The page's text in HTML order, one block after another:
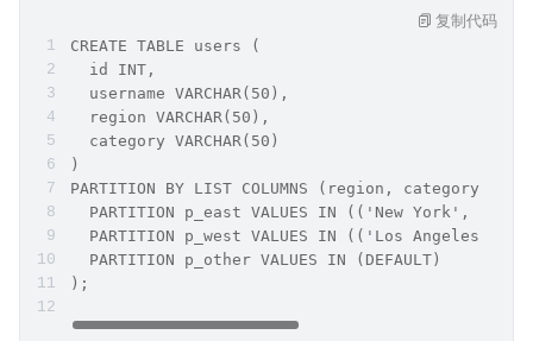
CREATE TABLE users (
  id INT,
  username VARCHAR(50),
  region VARCHAR(50),
  category VARCHAR(50)
)
PARTITION BY LIST COLUMNS (region, category) (
PARTITION p_east VALUES IN (('New York',
PARTITION p_west VALUES IN (('Los Angeles',
  PARTITION p_other VALUES IN (DEFAULT)
);
复制代码